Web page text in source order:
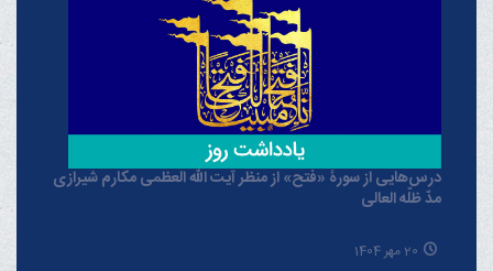
درس‌هایی از سورۀ «فتح» از منظر آیت الله العظمی مکارم شیرازی
مدّ ظلّه العالی
20 مهر 1404